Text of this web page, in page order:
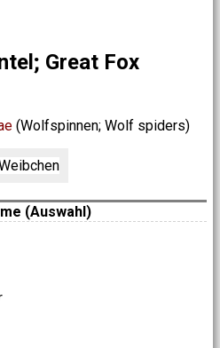
Great Fox
(Wolfspinnen; Wolf spiders)
(Auswahl)